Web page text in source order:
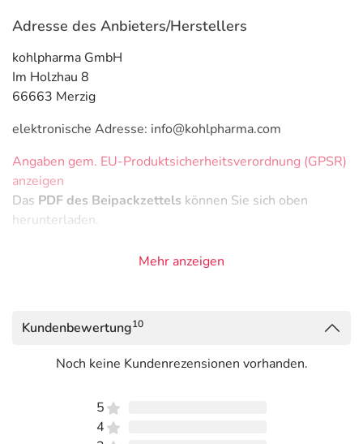
Adresse des Anbieters/Herstellers
kohlpharma GmbH
Im Holzhau 8
66663 Merzig
elektronische Adresse: info@kohlpharma.com
Angaben gem. EU-Produktsicherheitsverordnung (GPSR)
anzeigen
Das PDF des Beipackzettels können Sie sich oben
herunterladen.
Mehr anzeigen
Kundenbewertung10
Noch keine Kundenrezensionen vorhanden.
5
4